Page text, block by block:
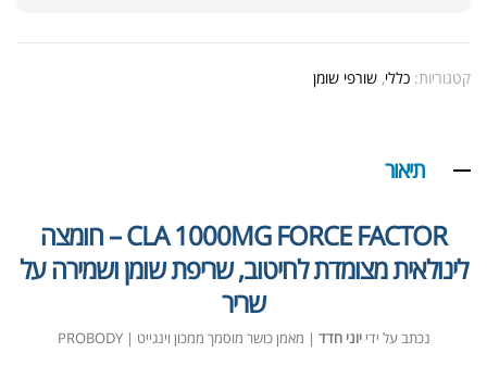
קטגוריות: כללי, שורפי שומן
תיאור
CLA 1000MG FORCE FACTOR – חומצה
לינולאית מצומדת לחיטוב, שריפת שומן ושמירה על
שריר
נכתב על ידייוני חדד | מאמן כושר מוסמך ממכון וינגייט | PROBODY